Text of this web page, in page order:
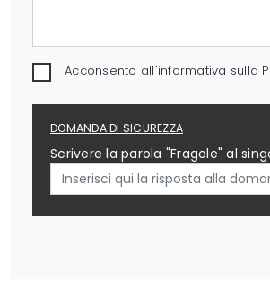
Acconsento all'informativa sulla
DOMANDA DI SICUREZZA
Scrivere la parola "Fragole" al